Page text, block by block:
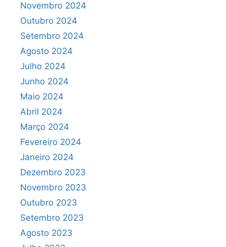
Novembro 2024
Outubro 2024
Setembro 2024
Agosto 2024
Julho 2024
Junho 2024
Maio 2024
Abril 2024
Março 2024
Fevereiro 2024
Janeiro 2024
Dezembro 2023
Novembro 2023
Outubro 2023
Setembro 2023
Agosto 2023